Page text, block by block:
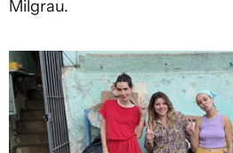
Milgrau.